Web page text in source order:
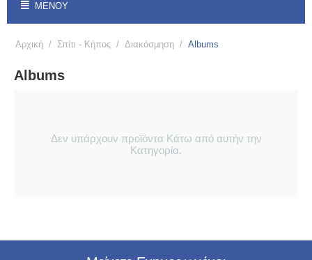
ΜΕΝΟΎ
Αρχική / Σπίτι - Κήπος / Διακόσμηση / Albums
Albums
Δεν υπάρχουν προϊόντα Κάτω από αυτήν την
Κατηγορία.